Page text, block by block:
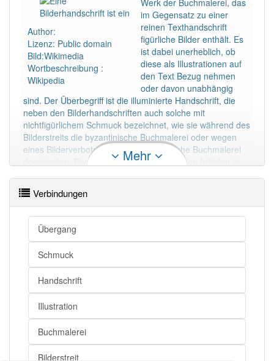
Author:
Lizenz: Public domain
Bild:Wikimedia
Wortbeschreibung :
Wikipedia
Werk der Buchmalerei, das
im Gegensatz zu einer
reinen Texthandschrift
figürliche Bilder enthält. Es
ist dabei unerheblich, ob
diese als Illustrationen auf
den Text Bezug nehmen
oder davon unabhängig
sind. Der Überbegriff ist die illuminierte Handschrift, die
neben den Bilderhandschriften auch solche mit
nichtfigürlichem Schmuck bezeichnet, wie sie während des
Bilderstreits die byzantinische Buchmalerei oder wegen
eines Bilderverbots die gesamte islamische Buchmalerei
dominierten. Besonders bei reich dekorierten Initialen ist
Malerei fließend.
Mehr
Verbindungen
Übergang
Schmuck
Handschrift
Illustration
Buchmalerei
Bilderstreit